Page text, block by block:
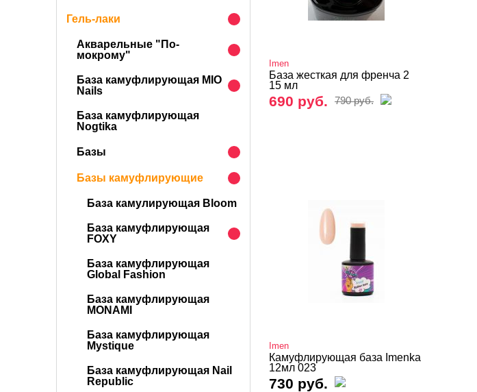
Гель-лаки
Акварельные "По-
мокрому"
База камуфлирующая MIO
Nails
База камуфлирующая
Nogtika
Базы
Базы камуфлирующие
База камулирующая Bloom
База камуфлирующая
FOXY
База камуфлирующая
Global Fashion
База камуфлирующая
MONAMI
База камуфлирующая
Mystique
База камуфлирующая Nail
Republic
Imen
База жесткая для френча 2
15 мл
690 руб. 790 руб.
Imen
Камуфлирующая база Imenka
12мл 023
730 руб.